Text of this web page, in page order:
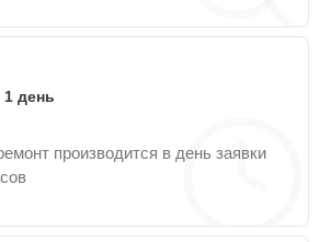
1 день
производится в день заявки